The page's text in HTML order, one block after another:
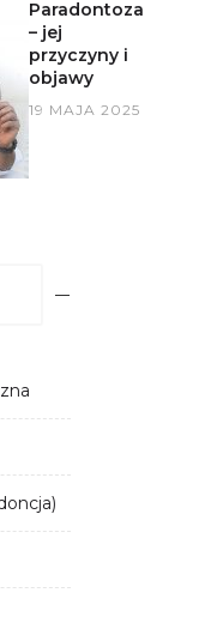
Paradontoza
– jej
przyczyny i
objawy
19 MAJA 2025